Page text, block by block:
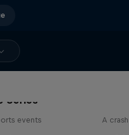
Series
events A